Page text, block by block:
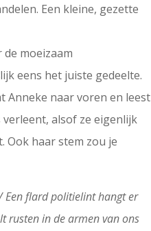
Een kleine, gezette
moeizaam
eens het juiste gedeelte.
Anneke naar voren en leest
alsof ze eigenlijk
Ook haar stem zou je
Een flard politielint hangt er
rusten in de armen van ons